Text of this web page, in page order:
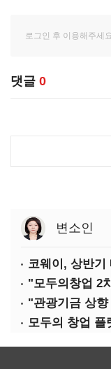
댓글 0
변소인
코웨이, 상반기
"모두의창업 2